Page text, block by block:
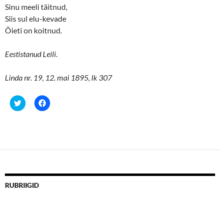
Sinu meeli täitnud,
Siis sul elu-kevade
Õieti on koitnud.
Eestistanud Leili.
Linda nr. 19, 12. mai 1895, lk 307
C
l
h
e
o
n
C
l
h
e
o
RUBRIIGID